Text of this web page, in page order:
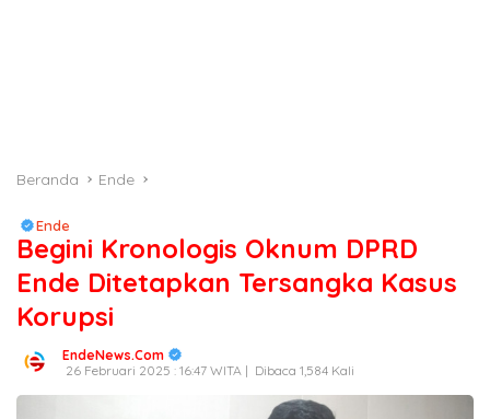
Beranda Ende
Ende
Begini Kronologis Oknum DPRD
Ende Ditetapkan Tersangka Kasus
Korupsi
EndeNews.Com
26 Februari 2025 : 16:47 WITA | Dibaca 1,584 Kali